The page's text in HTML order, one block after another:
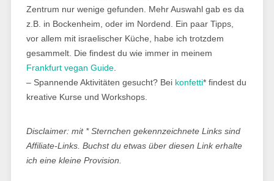
Zentrum nur wenige gefunden. Mehr Auswahl gab es da
z.B. in Bockenheim, oder im Nordend. Ein paar Tipps,
vor allem mit israelischer Küche, habe ich trotzdem
gesammelt. Die findest du wie immer in meinem
Frankfurt vegan Guide.
– Spannende Aktivitäten gesucht? Bei konfetti* findest du
kreative Kurse und Workshops.
Disclaimer: mit * Sternchen gekennzeichnete Links sind
Affiliate-Links. Buchst du etwas über diesen Link erhalte
ich eine kleine Provision.